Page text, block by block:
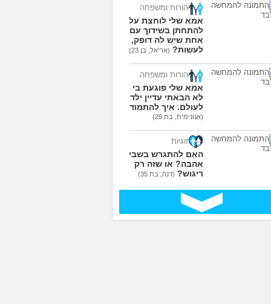
עוד שאלות חדשות במדור
הורות ומשפחה
אמא שלי לוחצת עליי
להתחתן בשידוך עם כל
אחת שיש לה דופק, מה
לעשות? (אריאל, בן 23)
הורות ומשפחה
אמא שלי פוגעת בי כי
לא הבאתי עדיין ילדים
לעולם. איך להתמודד?
(אנונימית, בת 29)
זוגיות
האם להתגרש בשביל
אהבה? או שזה רק
ריגוש? (דנה, בת 35)